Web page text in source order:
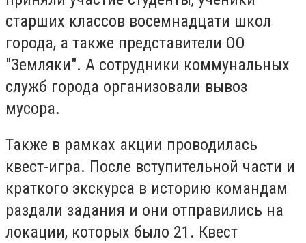
старших классов восемнадцати школ
города, а также представители ОО
"Земляки". А сотрудники коммунальных
служб города организовали вывоз
мусора.
Также в рамках акции проводилась
квест-игра. После вступительной части и
краткого экскурса в историю командам
раздали задания и они отправились на
локации, которых было 21. Квест